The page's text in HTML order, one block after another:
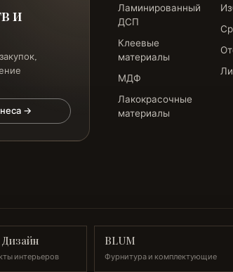
и
→
Ламинированный
ДСП
Клеевые
материалы
МДФ
Лакокрасочные
материалы
интерьеров
BLUM
Фурнитура и комплектующие